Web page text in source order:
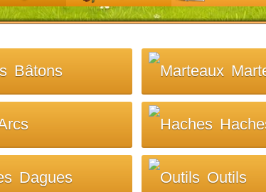
Bâtons
Dagues Outils